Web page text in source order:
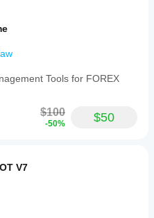
Tools for FOREX
$100
-50% $50
V7